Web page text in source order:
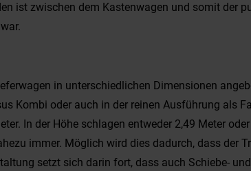
ist zwischen dem Kastenwagen und somit der
in unterschiedlichen Dimensionen
Kombi oder auch in der reinen Ausführung als
In der Höhe schlagen entweder 2,49 Meter
immer. Möglich wird dies dadurch, dass der
setzt sich darin fort, dass auch Schiebe-